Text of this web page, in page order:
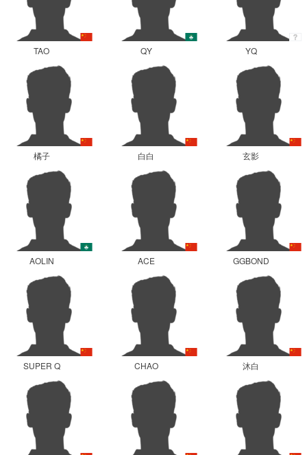
TAO QY YQ
橘子 白白 玄影
AOLIN ACE GGBOND
SUPER Q CHAO 沐白